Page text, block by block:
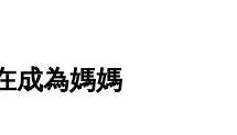
成為媽媽